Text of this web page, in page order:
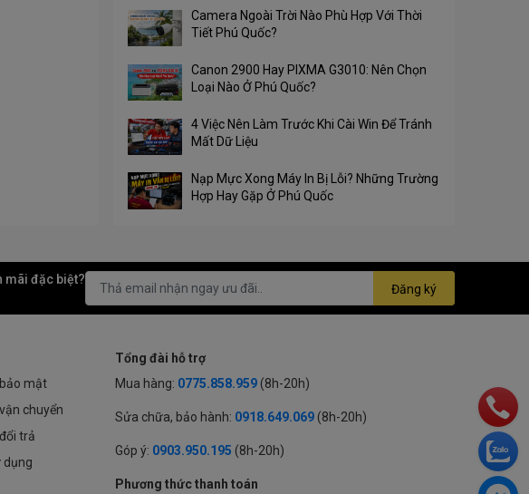
Camera Ngoài Trời Nào Phù Hợp Với Thời
Tiết Phú Quốc?
Canon 2900 Hay PIXMA G3010: Nên Chọn
Loại Nào Ở Phú Quốc?
4 Việc Nên Làm Trước Khi Cài Win Để Tránh
Mất Dữ Liệu
Nạp Mực Xong Máy In Bị Lỗi? Những Trường
Hợp Hay Gặp Ở Phú Quốc
mãi đặc biệt?
Đăng ký
mật
chuyển
trả
dụng
Tổng đài hỗ trợ
Mua hàng: 0775.858.959 (8h-20h)
Sửa chữa, bảo hành: 0918.649.069 (8h-20h)
Góp ý: 0903.950.195 (8h-20h)
Phương thức thanh toán